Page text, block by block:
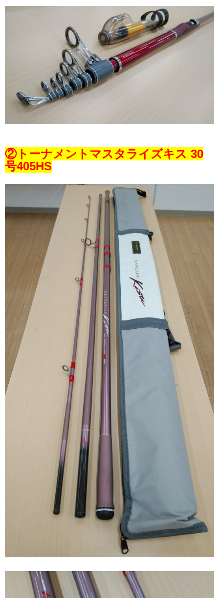
②トーナメントマスタライズキス 30
号405HS